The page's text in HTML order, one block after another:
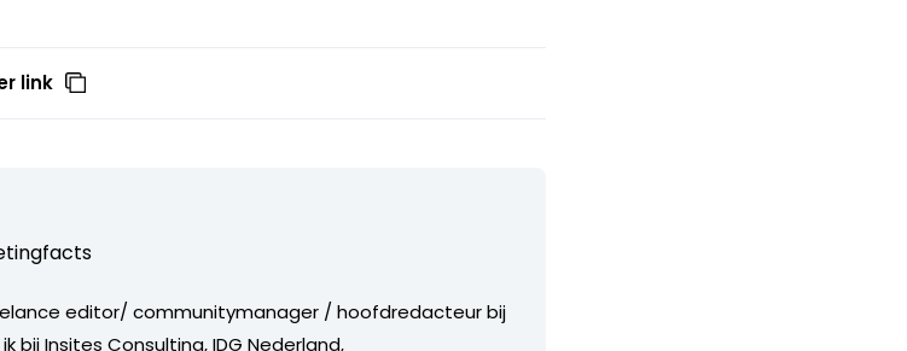
link
editor/ communitymanager / hoofdredacteur bij
bij Insites Consulting, IDG Nederland,